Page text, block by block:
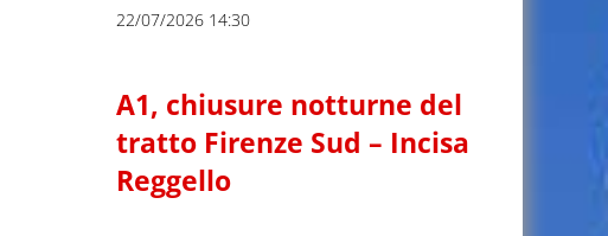
22/07/2026 14:30
A1, chiusure notturne del
tratto Firenze Sud – Incisa
Reggello